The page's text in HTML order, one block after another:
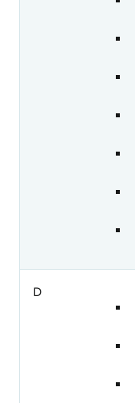
D